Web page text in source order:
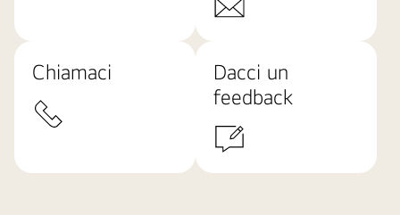
Chiamaci
Dacci un
feedback